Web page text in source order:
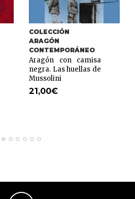
COLECCIÓN
ARAGÓN
CONTEMPORÁNEO
Aragón con camisa
negra. Las huellas de
Mussolini
21,00€